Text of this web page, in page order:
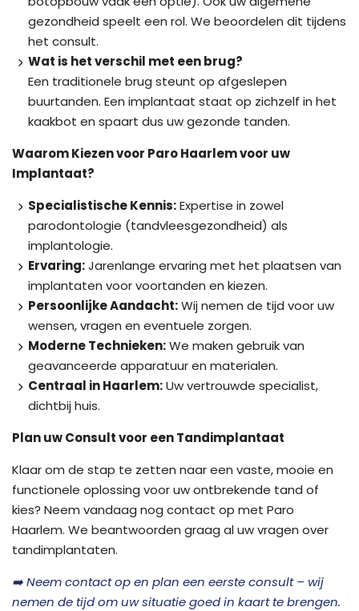
gezondheid speelt een rol. We beoordelen dit tijdens
het consult.
Wat is het verschil met een brug?
Een traditionele brug steunt op afgeslepen
buurtanden. Een implantaat staat op zichzelf in het
kaakbot en spaart dus uw gezonde tanden.
Waarom Kiezen voor Paro Haarlem voor uw
Implantaat?
Specialistische Kennis:Expertise in zowel
parodontologie (tandvleesgezondheid) als
implantologie.
Ervaring:Jarenlange ervaring met het plaatsen van
implantaten voor voortanden en kiezen.
Persoonlijke Aandacht:Wij nemen de tijd voor uw
wensen, vragen en eventuele zorgen.
Moderne Technieken:We maken gebruik van
geavanceerde apparatuur en materialen.
Centraal in Haarlem:Uw vertrouwde specialist,
dichtbij huis.
Plan uw Consult voor een Tandimplantaat
Klaar om de stap te zetten naar een vaste, mooie en
functionele oplossing voor uw ontbrekende tand of
kies? Neem vandaag nog contact op met Paro
Haarlem. We beantwoorden graag al uw vragen over
tandimplantaten.
➡️ Neem contact op en plan een eerste consult – wij
nemen de tijd om uw situatie goed in kaart te brengen.